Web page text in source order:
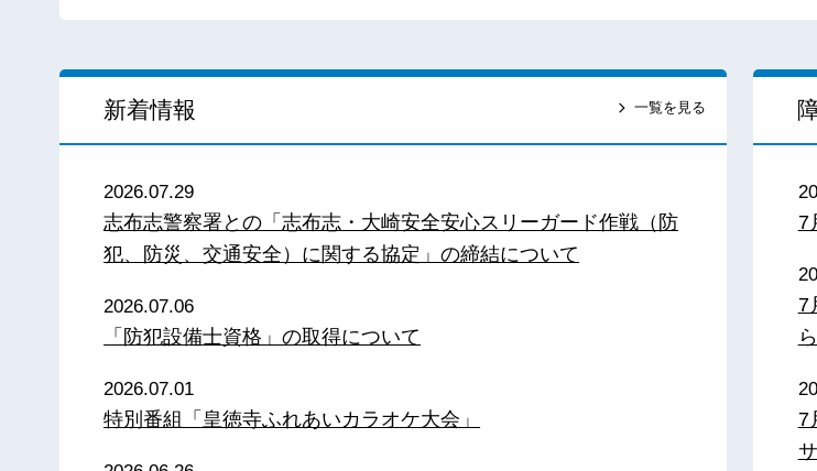
新着情報 一覧を見る
2026.07.29
志布志警察署との「志布志・大崎安全安心スリーガード作戦（防
犯、防災、交通安全）に関する協定」の締結について
2026.07.06
「防犯設備士資格」の取得について
2026.07.01
特別番組「皇徳寺ふれあいカラオケ大会」
7
7
7